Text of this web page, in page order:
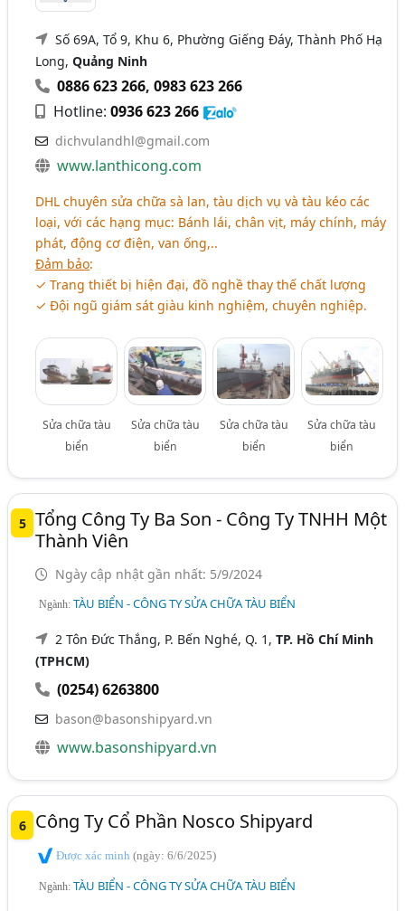
Số 69A, Tổ 9, Khu 6, Phường Giếng Đáy, Thành Phố Hạ
Long,Quảng Ninh
0886 623 266,0983 623 266
Hotline:0936 623 266
dichvulandhl@gmail.com
www.lanthicong.com
DHL chuyên sửa chữa sà lan, tàu dịch vụ và tàu kéo các
loại, với các hạng mục: Bánh lái, chân vịt, máy chính, máy
phát, động cơ điện, van ống,..
Đảm bảo:
✓ Trang thiết bị hiện đại, đồ nghề thay thế chất lượng
✓ Đội ngũ giám sát giàu kinh nghiệm, chuyên nghiệp.
Sửa chữa tàu
biển
Sửa chữa tàu
biển
Sửa chữa tàu
biển
Sửa chữa tàu
biển
5 Tổng Công Ty Ba Son - Công Ty TNHH Một
Thành Viên
Ngày cập nhật gần nhất: 5/9/2024
Ngành:TÀU BIỂN - CÔNG TY SỬA CHỮA TÀU BIỂN
2 Tôn Đức Thắng, P. Bến Nghé, Q. 1,TP. Hồ Chí Minh
(TPHCM)
(0254) 6263800
bason@basonshipyard.vn
www.basonshipyard.vn
6 Công Ty Cổ Phần Nosco Shipyard
Được xác minh(ngày: 6/6/2025)
Ngành:TÀU BIỂN - CÔNG TY SỬA CHỮA TÀU BIỂN